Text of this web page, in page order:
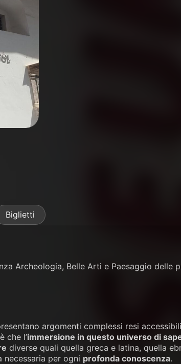
Biglietti
Archeologia, Belle Arti e Paesaggio delle
argomenti complessi resi
che l’immersione in questo universo di
diverse quali quella greca e latina, quella
necessaria per ogni profonda conoscenza.